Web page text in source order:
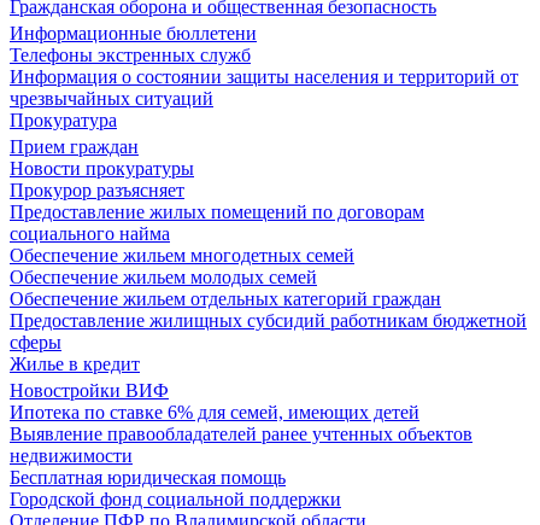
Гражданская оборона и общественная безопасность
Информационные бюллетени
Телефоны экстренных служб
Информация о состоянии защиты населения и территорий от
чрезвычайных ситуаций
Прокуратура
Прием граждан
Новости прокуратуры
Прокурор разъясняет
Предоставление жилых помещений по договорам
социального найма
Обеспечение жильем многодетных семей
Обеспечение жильем молодых семей
Обеспечение жильем отдельных категорий граждан
Предоставление жилищных субсидий работникам бюджетной
сферы
Жилье в кредит
Новостройки ВИФ
Ипотека по ставке 6% для семей, имеющих детей
Выявление правообладателей ранее учтенных объектов
недвижимости
Бесплатная юридическая помощь
Городской фонд социальной поддержки
Отделение ПФР по Владимирской области